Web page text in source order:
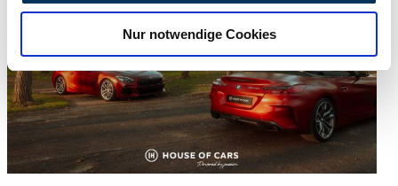
analysieren. Außerdem geben wir Informationen zu Ihrer
Verwendung unserer Website an unsere Partner für
soziale Medien, Werbung und Analysen weiter. Unsere
Partner führen diese Informationen möglicherweise mit
weiteren Daten zusammen, die Sie ihnen bereitgestellt
haben oder die sie im Rahmen Ihrer Nutzung der Dienste
gesammelt haben.
Datenschutzerklärung
Nur notwendige Cookies